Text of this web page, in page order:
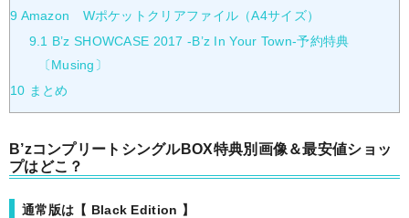
9 Amazon Wポケットクリアファイル（A4サイズ）
9.1
B’z SHOWCASE 2017 -B’z In Your Town-予約特典
〔Musing〕
10 まとめ
B’zコンプリートシングルBOX特典別画像＆最安値ショッ
プはどこ？
通常版は【 Black Edition 】